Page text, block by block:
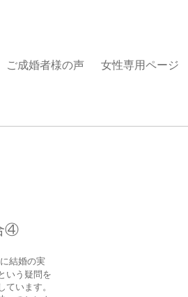
ご成婚者様の声 女性専用ページ
④
結婚の実
いう疑問を
います。